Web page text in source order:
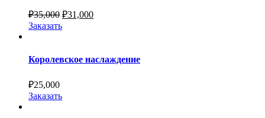
₽35,000 ₽31,000
Заказать
Королевское наслаждение
₽25,000
Заказать